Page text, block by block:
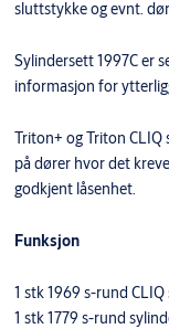
sluttstykke og evnt.
Sylindersett 1997C er
informasjon for
Triton+ og Triton CLIQ
på dører hvor det
godkjent låsenhet.
Funksjon
1 stk 1969 s-rund
1 stk 1779 s-rund